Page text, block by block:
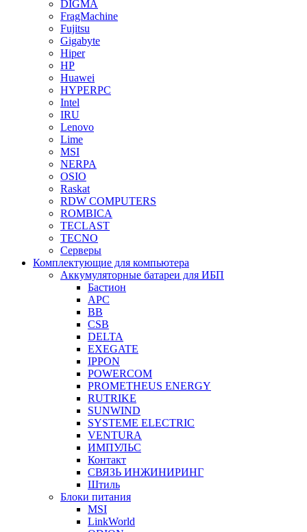
DIGMA
FragMachine
Fujitsu
Gigabyte
Hiper
HP
Huawei
HYPERPC
Intel
IRU
Lenovo
Lime
MSI
NERPA
OSIO
Raskat
RDW COMPUTERS
ROMBICA
TECLAST
TECNO
Серверы
Комплектующие для компьютера
Аккумуляторные батареи для ИБП
Бастион
APC
BB
CSB
DELTA
EXEGATE
IPPON
POWERCOM
PROMETHEUS ENERGY
RUTRIKE
SUNWIND
SYSTEME ELECTRIC
VENTURA
ИМПУЛЬС
Контакт
СВЯЗЬ ИНЖИНИРИНГ
Штиль
Блоки питания
MSI
LinkWorld